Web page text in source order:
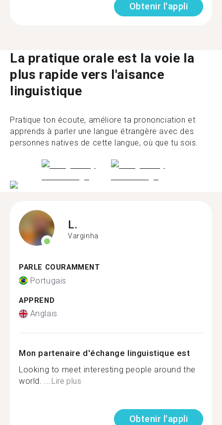
Obtenir l'appli
La pratique orale est la voie la
plus rapide vers l'aisance
linguistique
Pratique ton écoute, améliore ta prononciation et
apprends à parler une langue étrangère avec des
personnes natives de cette langue, où que tu sois.
L.
Varginha
PARLE COURAMMENT
Portugais
APPREND
Anglais
Mon partenaire d'échange linguistique est
Looking to meet interesting people around the
world. ...Lire plus
Obtenir l'appli